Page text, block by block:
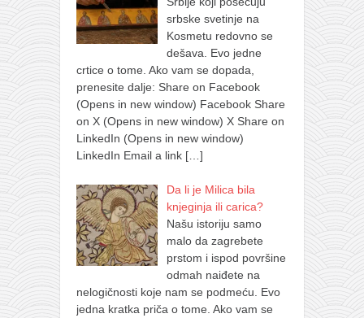
srbske svetinje na
Kosmetu redovno se
dešava. Evo jedne
crtice o tome. Ako vam se dopada,
prenesite dalje: Share on Facebook
(Opens in new window) Facebook Share
on X (Opens in new window) X Share on
LinkedIn (Opens in new window)
LinkedIn Email a link […]
Da li je Milica bila
knjeginja ili carica?
Našu istoriju samo
malo da zagrebete
prstom i ispod površine
odmah naiđete na
nelogičnosti koje nam se podmeću. Evo
jedna kratka priča o tome. Ako vam se